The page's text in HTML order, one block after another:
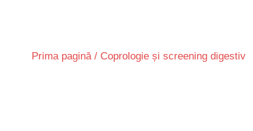
Prima pagină/ Coprologie și screening digestiv